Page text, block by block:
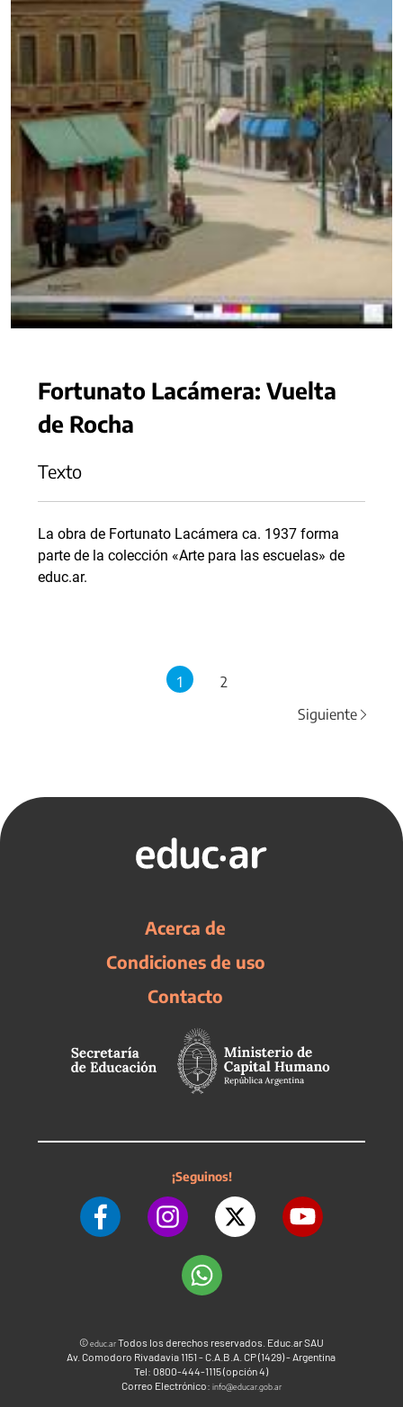
Fortunato Lacámera: Vuelta
de Rocha
Texto
La obra de Fortunato Lacámera ca. 1937 forma
parte de la colección «Arte para las escuelas» de
educ.ar.
1
2
Siguiente
Acerca de
Condiciones de uso
Contacto
¡Seguinos!
©educ.arTodos los derechos reservados. Educ.ar SAU
Av. Comodoro Rivadavia 1151 - C.A.B.A. CP (1429) - Argentina
Tel: 0800-444-1115 (opción 4)
Correo Electrónico: info@educar.gob.ar